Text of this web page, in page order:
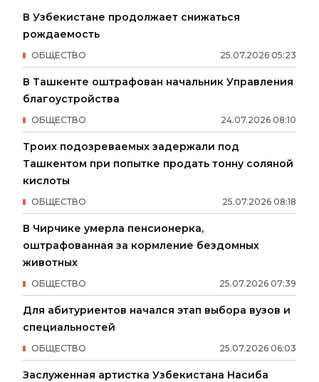
В Узбекистане продолжает снижаться
рождаемость
25.07.2026 05:23
ОБЩЕСТВО
В Ташкенте оштрафован начальник Управления
благоустройства
24.07.2026 08:10
ОБЩЕСТВО
Троих подозреваемых задержали под
Ташкентом при попытке продать тонну соляной
кислоты
25.07.2026 08:18
ОБЩЕСТВО
В Чирчике умерла пенсионерка,
оштрафованная за кормление бездомных
животных
25.07.2026 07:39
ОБЩЕСТВО
Для абитуриентов начался этап выбора вузов и
специальностей
25.07.2026 06:03
ОБЩЕСТВО
Заслуженная артистка Узбекистана Насиба